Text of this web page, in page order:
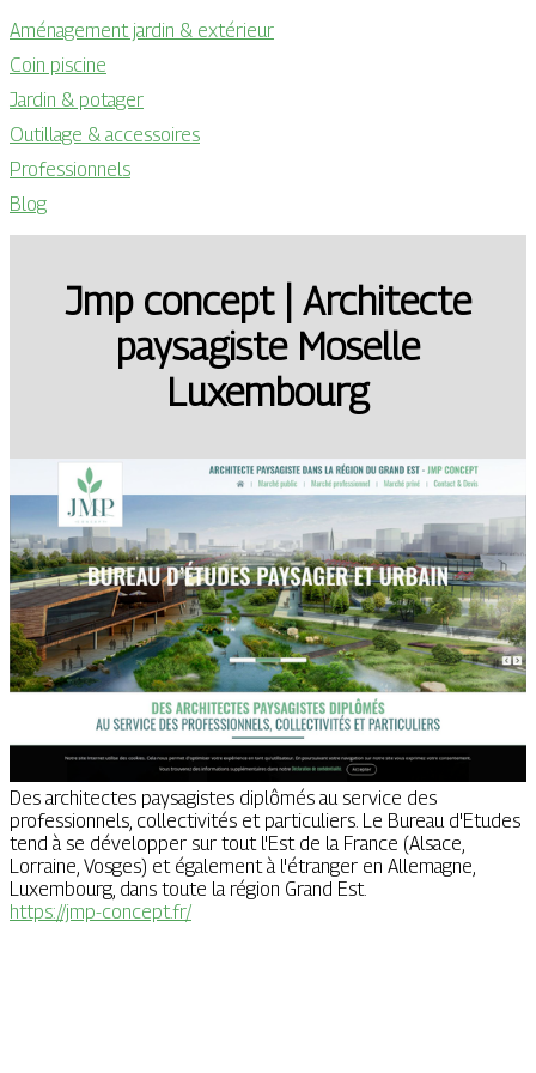
Aménagement jardin & extérieur
Coin piscine
Jardin & potager
Outillage & accessoires
Professionnels
Blog
Jmp concept | Architecte
paysagiste Moselle
Luxembourg
Des architectes paysagistes diplômés au service des
professionnels, collectivités et particuliers. Le Bureau d'Etudes
tend à se développer sur tout l'Est de la France (Alsace,
Lorraine, Vosges) et également à l'étranger en Allemagne,
Luxembourg, dans toute la région Grand Est.
https://jmp-concept.fr/